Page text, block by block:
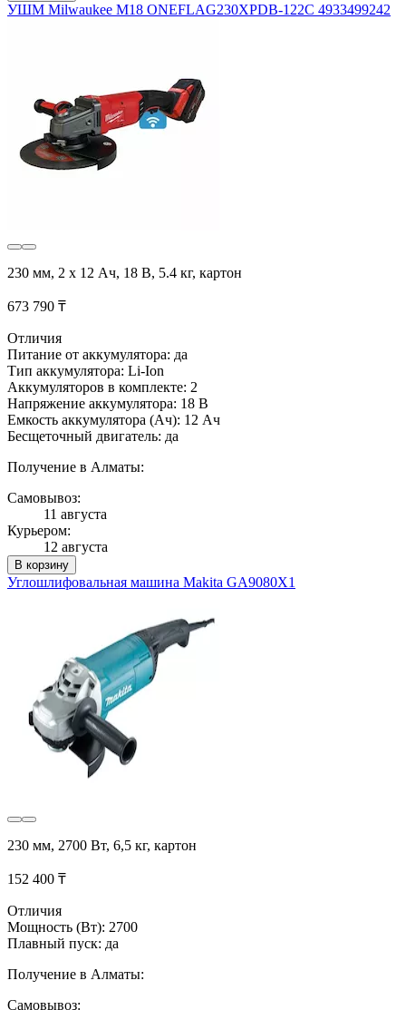
УШМ Milwaukee M18 ONEFLAG230XPDB-122C 4933499242
230 мм, 2 х 12 Ач, 18 В, 5.4 кг, картон
673 790 ₸
Отличия
Питание от аккумулятора: да
Тип аккумулятора: Li-Ion
Аккумуляторов в комплекте: 2
Напряжение аккумулятора: 18 В
Емкость аккумулятора (Ач): 12 Ач
Бесщеточный двигатель: да
Получение в Алматы:
Самовывоз:
11 августа
Курьером:
12 августа
В корзину
Углошлифовальная машина Makita GA9080X1
230 мм, 2700 Вт, 6,5 кг, картон
152 400 ₸
Отличия
Мощность (Вт): 2700
Плавный пуск: да
Получение в Алматы:
Самовывоз: